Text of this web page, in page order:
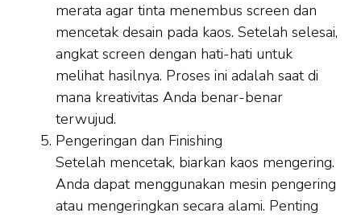
merata agar tinta menembus screen dan
mencetak desain pada kaos. Setelah selesai,
angkat screen dengan hati-hati untuk
melihat hasilnya. Proses ini adalah saat di
mana kreativitas Anda benar-benar
terwujud.
Pengeringan dan Finishing
Setelah mencetak, biarkan kaos mengering.
Anda dapat menggunakan mesin pengering
atau mengeringkan secara alami. Penting